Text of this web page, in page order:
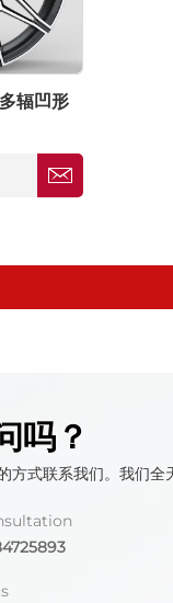
辐凹形
吗？
方式联系我们。我们全